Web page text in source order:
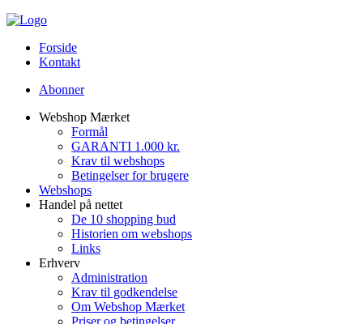
Forside
Kontakt
Abonner
Webshop Mærket
Formål
GARANTI 1.000 kr.
Krav til webshops
Betingelser for brugere
Webshops
Handel på nettet
De 10 shopping bud
Historien om webshops
Links
Erhverv
Administration
Krav til godkendelse
Om Webshop Mærket
Priser og betingelser